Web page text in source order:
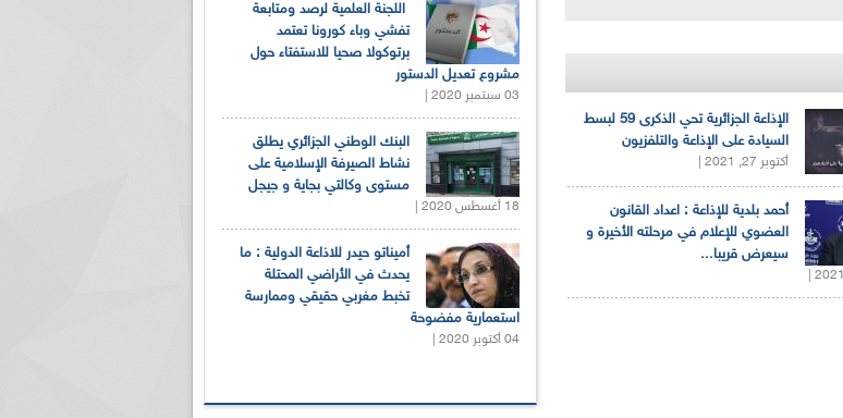
الإذاعة الجزائرية تحي الذكرى 59 لبسط
السيادة على الإذاعة والتلفزيون
أكتوبر 27, 2021 |
أحمد بلدية للإذاعة : اعداد القانون
العضوي للإعلام في مرحلته الأخيرة و
سيعرض قريبا...
اللجنة العلمية لرصد ومتابعة
تفشي وباء كورونا تعتمد
برتوكولا صحيا للاستفتاء حول
مشروع تعديل الدستور
03 سبتمبر 2020 |
البنك الوطني الجزائري يطلق
نشاط الصيرفة الإسلامية على
مستوى وكالتي بجاية و جيجل
18 أغسطس 2020 |
أميناتو حيدر للاذاعة الدولية : ما
يحدث في الأراضي المحتلة
تخبط مغربي حقيقي وممارسة
استعمارية مفضوحة
04 أكتوبر 2020 |